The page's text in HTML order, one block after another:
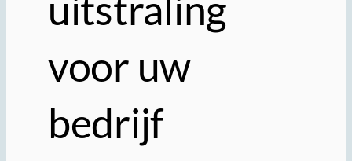
voor uw
bedrijf